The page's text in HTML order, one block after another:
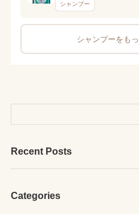
シャンプー
シャンプーをも
Recent Posts
Categories